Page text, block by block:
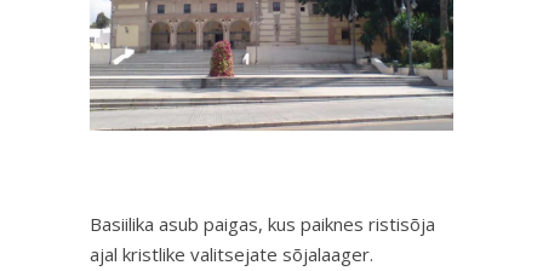
Basiilika asub paigas, kus paiknes ristisõja
ajal kristlike valitsejate sõjalaager.